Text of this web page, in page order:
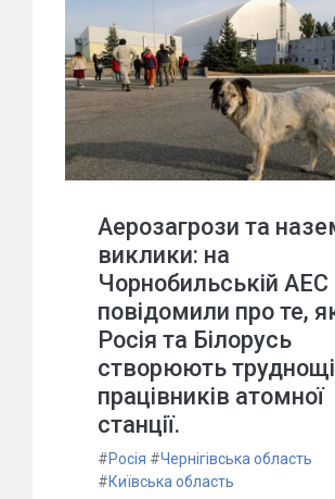
Аерозагрози та
виклики: на
Чорнобильській АЕС
повідомили про те,
Росія та Білорусь
створюють
працівників атомної
станції.
#Росія #Чернігівська область
#Київська область